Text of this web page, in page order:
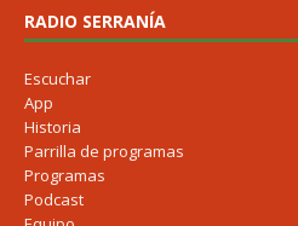
RADIO SERRANÍA
Escuchar
App
Historia
Parrilla de programas
Programas
Podcast